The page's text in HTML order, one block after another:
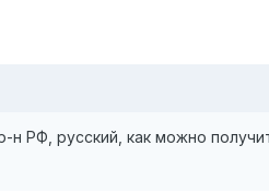
РФ, русский, как можно